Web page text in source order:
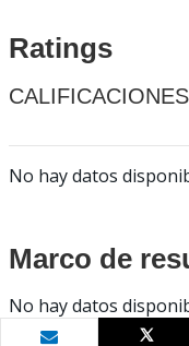
Ratings
No hay datos
Marco de
No hay datos